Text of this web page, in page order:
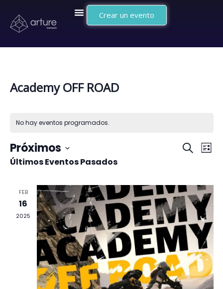
Crear un evento
Academy OFF ROAD
No hay eventos programados.
y
vistas
de
Buscar
de
Lista
Próximos
Selecciona
fecha.
Últimos Eventos Pasados
FEB
16
2025